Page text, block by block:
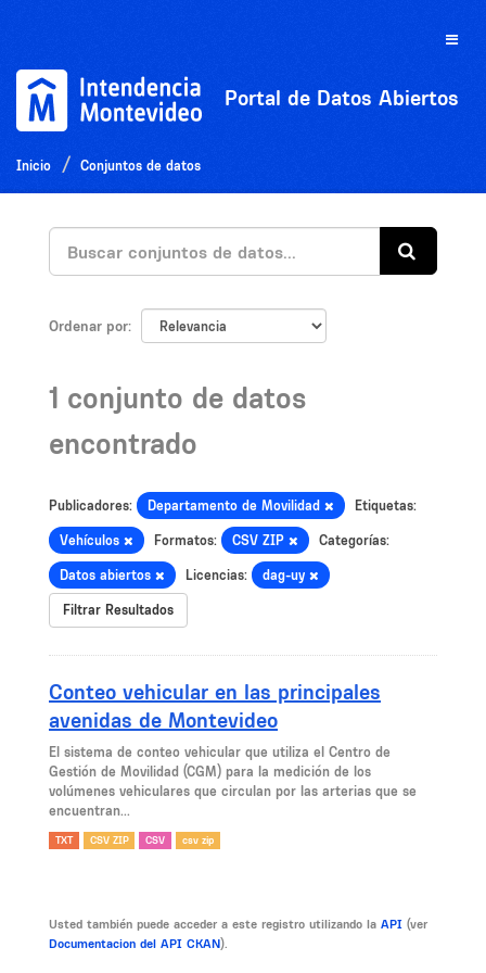
Toggle
Portal de Datos Abiertos
Inicio Conjuntos de datos
Ordenar por
1 conjunto de datos
encontrado
Publicadores: Departamento de Movilidad Etiquetas:
Vehículos Formatos: CSV ZIP Categorías:
Datos abiertos Licencias: dag-uy
Filtrar Resultados
Conteo vehicular en las principales
avenidas de Montevideo
El sistema de conteo vehicular que utiliza el Centro de
Gestión de Movilidad (CGM) para la medición de los
volúmenes vehiculares que circulan por las arterias que se
encuentran...
TXT CSV ZIP CSV csv zip
Usted también puede acceder a este registro utilizando la API (ver
Documentacion del API CKAN).